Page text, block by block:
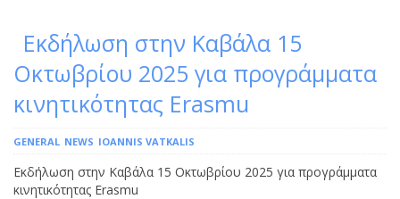
Εκδήλωση στην Καβάλα 15
Οκτωβρίου 2025 για προγράμματα
κινητικότητας Erasmu
GENERAL NEWS IOANNIS VATKALIS
Εκδήλωση στην Καβάλα 15 Οκτωβρίου 2025 για προγράμματα
κινητικότητας Erasmu